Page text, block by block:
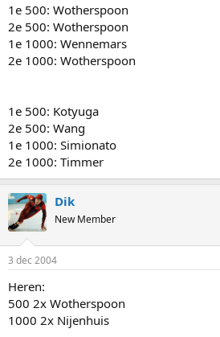
1e 500: Wotherspoon
2e 500: Wotherspoon
1e 1000: Wennemars
2e 1000: Wotherspoon
1e 500: Kotyuga
2e 500: Wang
1e 1000: Simionato
2e 1000: Timmer
Dik
New Member
3 dec 2004
Heren:
500 2x Wotherspoon
1000 2x Nijenhuis